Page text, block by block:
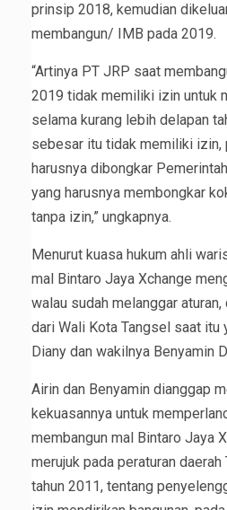
prinsip 2018, kemudian
membangun/ IMB pada 2019.
“Artinya PT JRP saat
2019 tidak memiliki izin untuk
selama kurang lebih delapan
sebesar itu tidak memiliki izin,
harusnya dibongkar
yang harusnya membongkar
tanpa izin,” ungkapnya.
Menurut kuasa hukum ahli
mal Bintaro Jaya Xchange
walau sudah melanggar
dari Wali Kota Tangsel saat itu
Diany dan wakilnya Benyamin
Airin dan Benyamin dianggap
kekuasannya untuk
membangun mal Bintaro Jaya
merujuk pada peraturan
tahun 2011, tentang